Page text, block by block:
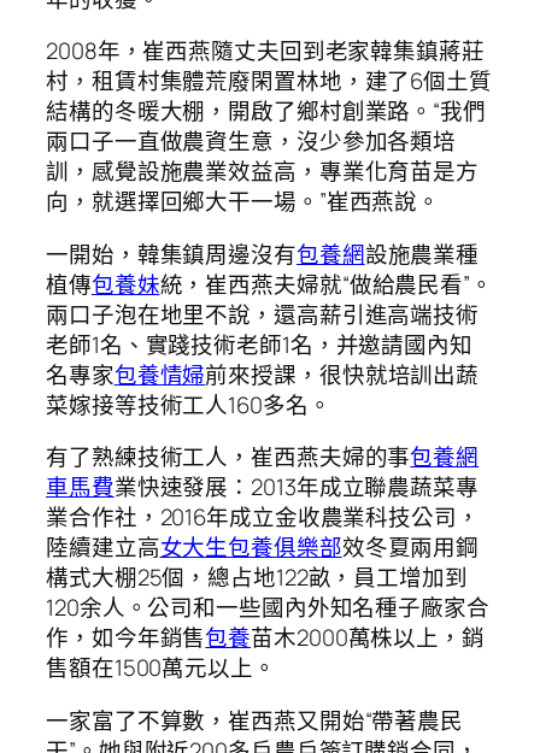
2008年，崔西燕隨丈夫回到老家韓集鎮蔣莊
村，租賃村集體荒廢閑置林地，建了6個土質
結構的冬暖大棚，開啟了鄉村創業路。“我們
兩口子一直做農資生意，沒少參加各類培
訓，感覺設施農業效益高，專業化育苗是方
向，就選擇回鄉大干一場。”崔西燕說。
一開始，韓集鎮周邊沒有包養網設施農業種
植傳包養妹統，崔西燕夫婦就“做給農民看”。
兩口子泡在地里不說，還高薪引進高端技術
老師1名、實踐技術老師1名，并邀請國內知
名專家包養情婦前來授課，很快就培訓出蔬
菜嫁接等技術工人160多名。
有了熟練技術工人，崔西燕夫婦的事包養網
車馬費業快速發展：2013年成立聯農蔬菜專
業合作社，2016年成立金收農業科技公司，
陸續建立高女大生包養俱樂部效冬夏兩用鋼
構式大棚25個，總占地122畝，員工增加到
120余人。公司和一些國內外知名種子廠家合
作，如今年銷售包養苗木2000萬株以上，銷
售額在1500萬元以上。
一家富了不算數，崔西燕又開始“帶著農民